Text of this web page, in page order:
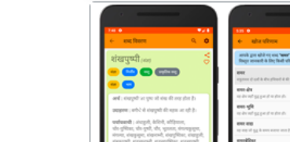
पिछला